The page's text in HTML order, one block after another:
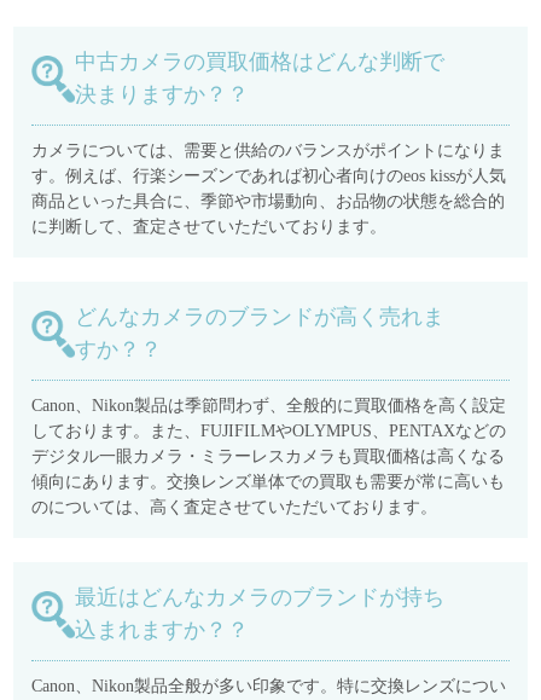
中古カメラの買取価格はどんな判断で
決まりますか？？
カメラについては、需要と供給のバランスがポイントになりま
す。例えば、行楽シーズンであれば初心者向けのeos kissが人気
商品といった具合に、季節や市場動向、お品物の状態を総合的
に判断して、査定させていただいております。
どんなカメラのブランドが高く売れま
すか？？
Canon、Nikon製品は季節問わず、全般的に買取価格を高く設定
しております。また、FUJIFILMやOLYMPUS、PENTAXなどの
デジタル一眼カメラ・ミラーレスカメラも買取価格は高くなる
傾向にあります。交換レンズ単体での買取も需要が常に高いも
のについては、高く査定させていただいております。
最近はどんなカメラのブランドが持ち
込まれますか？？
Canon、Nikon製品全般が多い印象です。特に交換レンズについ